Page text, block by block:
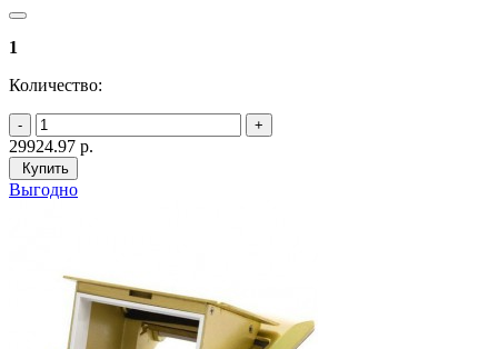
1
Количество:
29924.97 р.
Купить
Выгодно